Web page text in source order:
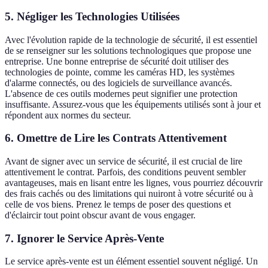
5. Négliger les Technologies Utilisées
Avec l'évolution rapide de la technologie de sécurité, il est essentiel
de se renseigner sur les solutions technologiques que propose une
entreprise. Une bonne entreprise de sécurité doit utiliser des
technologies de pointe, comme les caméras HD, les systèmes
d'alarme connectés, ou des logiciels de surveillance avancés.
L'absence de ces outils modernes peut signifier une protection
insuffisante. Assurez-vous que les équipements utilisés sont à jour et
répondent aux normes du secteur.
6. Omettre de Lire les Contrats Attentivement
Avant de signer avec un service de sécurité, il est crucial de lire
attentivement le contrat. Parfois, des conditions peuvent sembler
avantageuses, mais en lisant entre les lignes, vous pourriez découvrir
des frais cachés ou des limitations qui nuiront à votre sécurité ou à
celle de vos biens. Prenez le temps de poser des questions et
d'éclaircir tout point obscur avant de vous engager.
7. Ignorer le Service Après-Vente
Le service après-vente est un élément essentiel souvent négligé. Un